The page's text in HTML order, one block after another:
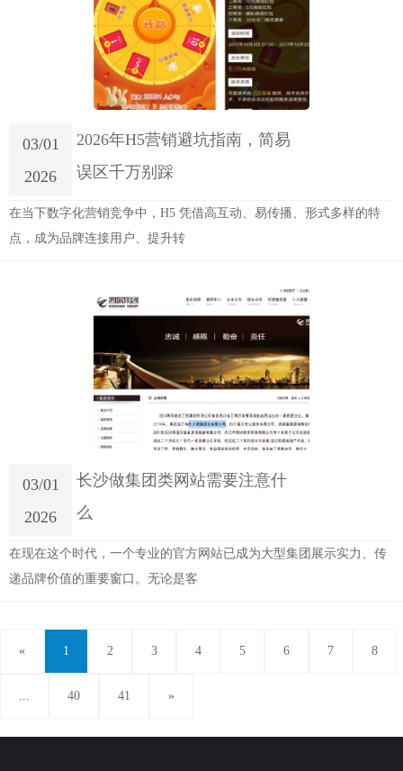
03/01
2026
2026年H5营销避坑指南，简易
误区千万别踩
在当下数字化营销竞争中，H5 凭借高互动、易传播、形式多样的特
点，成为品牌连接用户、提升转
03/01
2026
长沙做集团类网站需要注意什
么
在现在这个时代，一个专业的官方网站已成为大型集团展示实力、传
递品牌价值的重要窗口。无论是客
« 1 2 3 4 5 6 7 8
... 40 41 »